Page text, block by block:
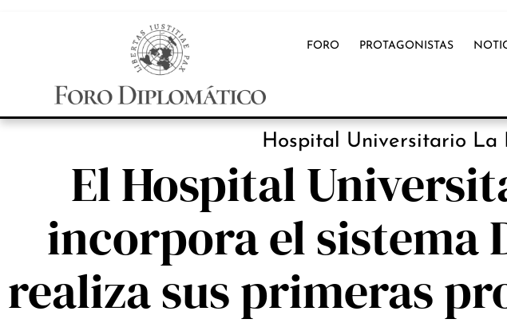
FORO PROTAGONISTAS
Hospital Universitario La
El Hospital
incorpora el sistema
realiza sus primeras